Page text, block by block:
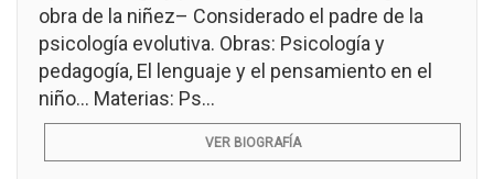
obra de la niñez– Considerado el padre de la
psicología evolutiva. Obras: Psicología y
pedagogía, El lenguaje y el pensamiento en el
niño... Materias: Ps...
VER BIOGRAFÍA